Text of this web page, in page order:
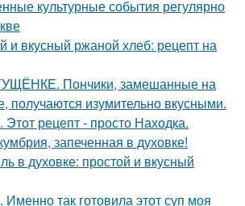
культурные события регулярно
и вкусный ржаной хлеб: рецепт на
Пончики, замешанные на
получаются изумительно вкусными.
рецепт - просто Находка.
запеченная в духовке!
в духовке: простой и вкусный
Именно так готовила этот суп моя